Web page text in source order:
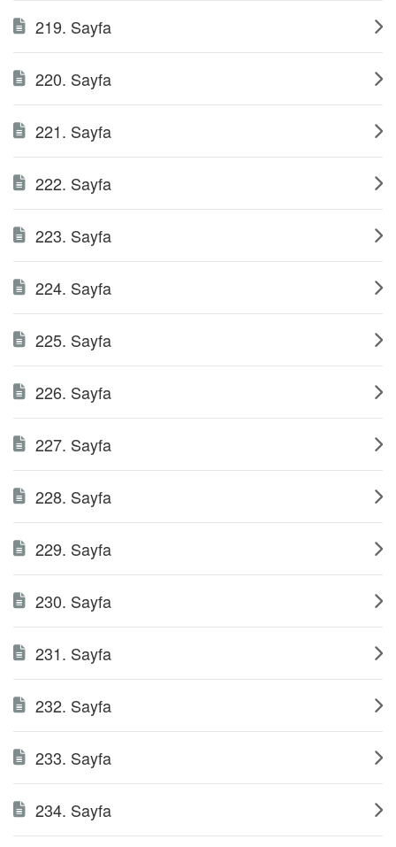
219. Sayfa
220. Sayfa
221. Sayfa
222. Sayfa
223. Sayfa
224. Sayfa
225. Sayfa
226. Sayfa
227. Sayfa
228. Sayfa
229. Sayfa
230. Sayfa
231. Sayfa
232. Sayfa
233. Sayfa
234. Sayfa